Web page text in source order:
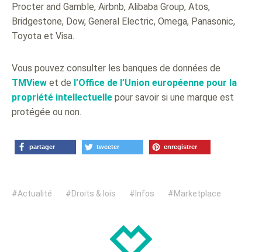
Procter and Gamble, Airbnb, Alibaba Group, Atos,
Bridgestone, Dow, General Electric, Omega, Panasonic,
Toyota et Visa.
Vous pouvez consulter les banques de données de
TMView et de l’Office de l’Union européenne pour la
propriété intellectuelle pour savoir si une marque est
protégée ou non.
partager tweeter enregistrer
Actualité Droits & lois Infos Marketplace